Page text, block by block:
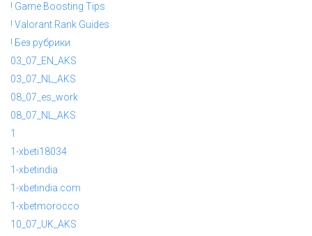
! Game Boosting Tips
! Valorant Rank Guides
! Без рубрики
03_07_EN_AKS
03_07_NL_AKS
08_07_es_work
08_07_NL_AKS
1
1-xbeti18034
1-xbetindia
1-xbetindia.com
1-xbetmorocco
10_07_UK_AKS